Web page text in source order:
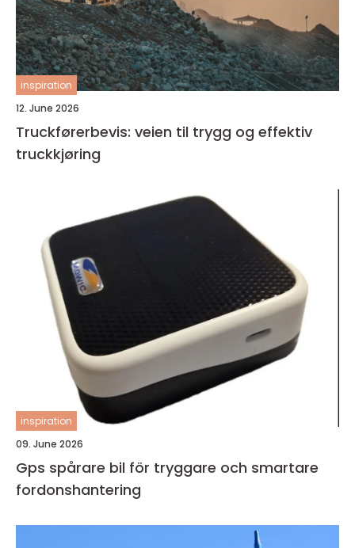
inspiration
12. June 2026
Truckførerbevis: veien til trygg og effektiv
truckkjøring
inspiration
09. June 2026
Gps spårare bil för tryggare och smartare
fordonshantering